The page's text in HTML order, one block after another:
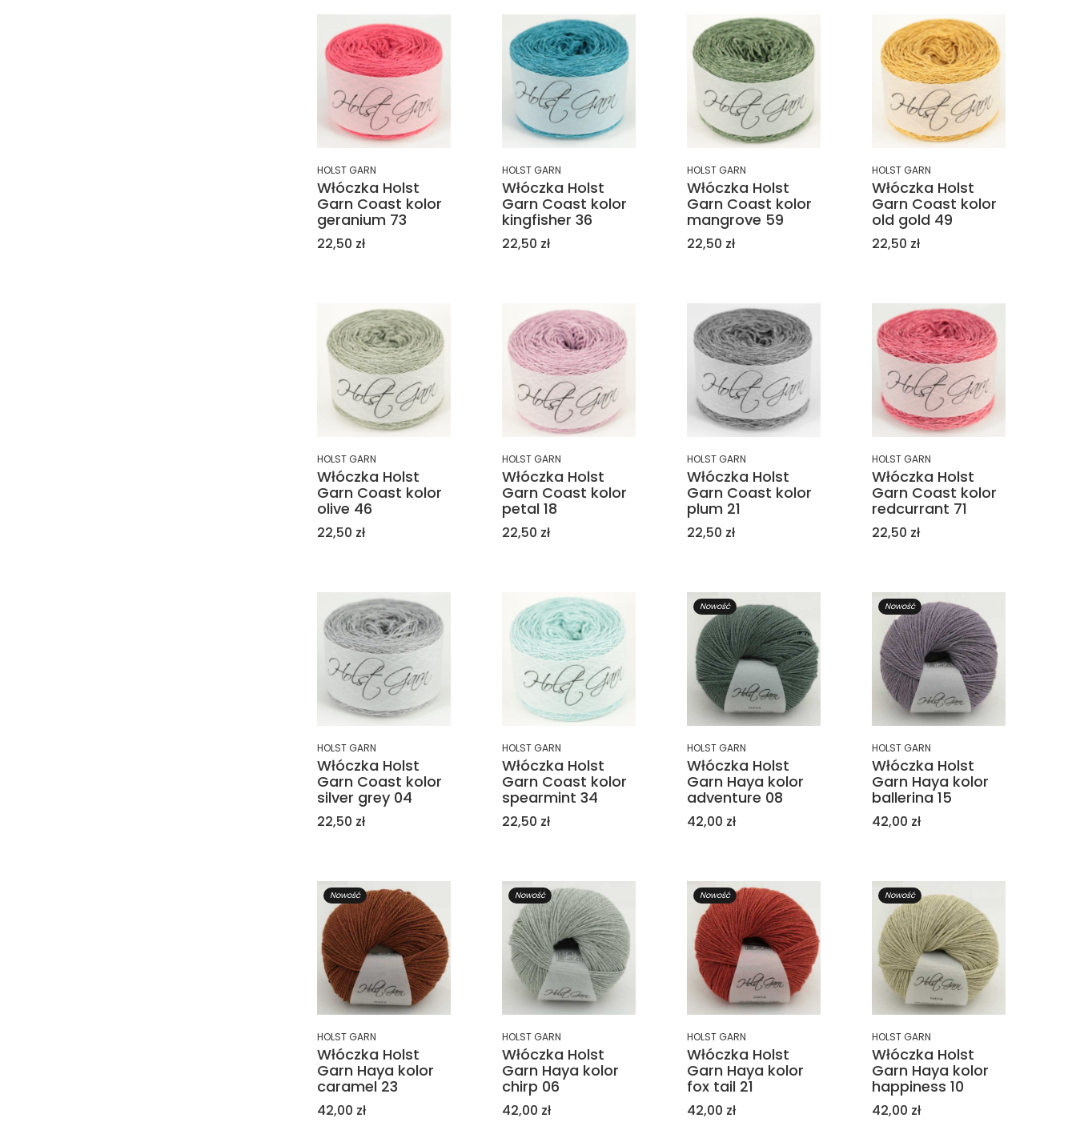
HOLST GARN
Włóczka Holst
Garn Coast kolor
geranium 73
Cena
22,50 zł
HOLST GARN
Włóczka Holst
Garn Coast kolor
kingfisher 36
Cena
22,50 zł
HOLST GARN
Włóczka Holst
Garn Coast kolor
mangrove 59
Cena
22,50 zł
HOLST GARN
Włóczka Holst
Garn Coast kolor
old gold 49
Cena
22,50 zł
HOLST GARN
Włóczka Holst
Garn Coast kolor
olive 46
Cena
22,50 zł
HOLST GARN
Włóczka Holst
Garn Coast kolor
petal 18
Cena
22,50 zł
HOLST GARN
Włóczka Holst
Garn Coast kolor
plum 21
Cena
22,50 zł
HOLST GARN
Włóczka Holst
Garn Coast kolor
redcurrant 71
Cena
22,50 zł
HOLST GARN
Włóczka Holst
Garn Coast kolor
silver grey 04
Cena
22,50 zł
HOLST GARN
Włóczka Holst
Garn Coast kolor
spearmint 34
Cena
22,50 zł
Nowość
HOLST GARN
Włóczka Holst
Garn Haya kolor
adventure 08
Cena
42,00 zł
Nowość
HOLST GARN
Włóczka Holst
Garn Haya kolor
ballerina 15
Cena
42,00 zł
Nowość
HOLST GARN
Włóczka Holst
Garn Haya kolor
caramel 23
Cena
42,00 zł
Nowość
HOLST GARN
Włóczka Holst
Garn Haya kolor
chirp 06
Cena
42,00 zł
Nowość
HOLST GARN
Włóczka Holst
Garn Haya kolor
fox tail 21
Cena
42,00 zł
Nowość
HOLST GARN
Włóczka Holst
Garn Haya kolor
happiness 10
Cena
42,00 zł